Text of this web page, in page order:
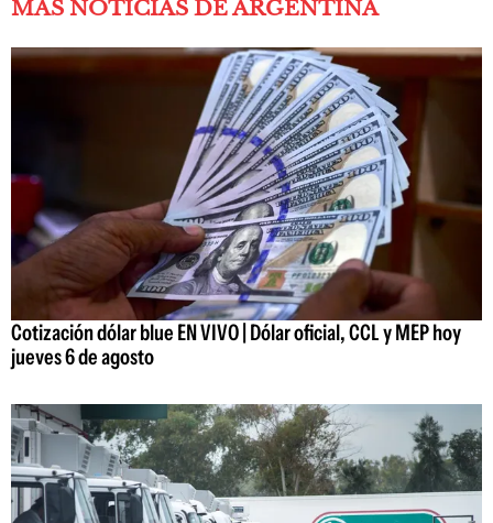
MÁS NOTICIAS DE ARGENTINA
Cotización dólar blue EN VIVO | Dólar oficial, CCL y MEP hoy
jueves 6 de agosto